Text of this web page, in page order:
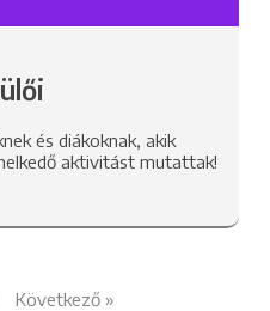
és diákoknak, akik
aktivitást mutattak!
Következő »